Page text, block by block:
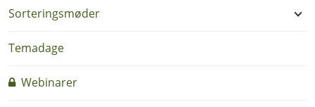
Sorteringsmøder
Temadage
Webinarer